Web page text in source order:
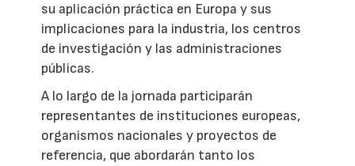
su aplicación práctica en Europa y sus
implicaciones para la industria, los centros
de investigación y las administraciones
públicas.
A lo largo de la jornada participarán
representantes de instituciones europeas,
organismos nacionales y proyectos de
referencia, que abordarán tanto los